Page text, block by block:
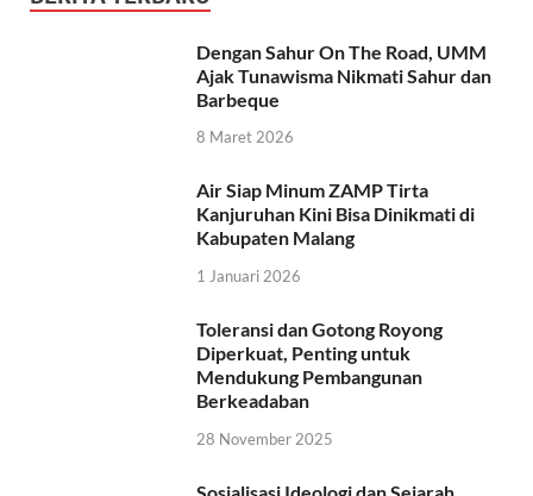
Dengan Sahur On The Road, UMM
Ajak Tunawisma Nikmati Sahur dan
Barbeque
8 Maret 2026
Air Siap Minum ZAMP Tirta
Kanjuruhan Kini Bisa Dinikmati di
Kabupaten Malang
1 Januari 2026
Toleransi dan Gotong Royong
Diperkuat, Penting untuk
Mendukung Pembangunan
Berkeadaban
28 November 2025